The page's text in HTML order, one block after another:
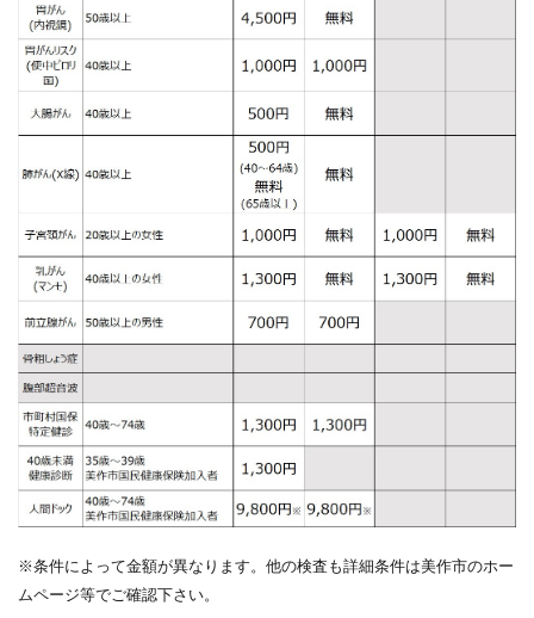
※条件によって金額が異なります。他の検査も詳細条件は美作市のホー
ムページ等でご確認下さい。